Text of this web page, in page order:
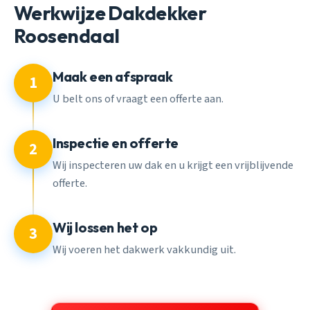
Werkwijze Dakdekker
Roosendaal
1 Maak een afspraak
U belt ons of vraagt een offerte aan.
2 Inspectie en offerte
Wij inspecteren uw dak en u krijgt een vrijblijvende
offerte.
3 Wij lossen het op
Wij voeren het dakwerk vakkundig uit.